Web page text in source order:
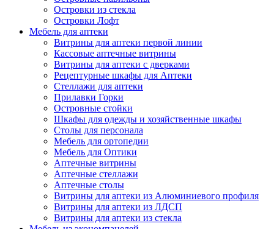
Островки из стекла
Островки Лофт
Мебель для аптеки
Витрины для аптеки первой линии
Кассовые аптечные витрины
Витрины для аптеки с дверками
Рецептурные шкафы для Аптеки
Стеллажи для аптеки
Прилавки Горки
Островные стойки
Шкафы для одежды и хозяйственные шкафы
Столы для персонала
Мебель для ортопедии
Мебель для Оптики
Аптечные витрины
Аптечные стеллажи
Аптечные столы
Витрины для аптеки из Алюминиевого профиля
Витрины для аптеки из ЛДСП
Витрины для аптеки из стекла